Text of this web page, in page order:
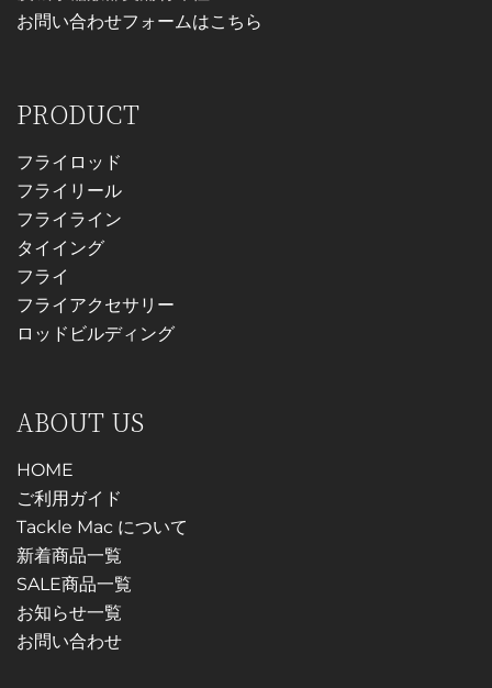
お問い合わせフォームはこちら
PRODUCT
フライロッド
フライリール
フライライン
タイイング
フライ
フライアクセサリー
ロッドビルディング
ABOUT US
HOME
ご利用ガイド
Tackle Mac について
新着商品一覧
SALE商品一覧
お知らせ一覧
お問い合わせ